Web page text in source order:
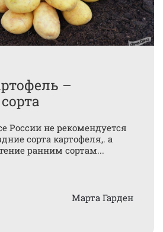
–
России не рекомендуется
сорта картофеля,. а
ранним сортам...
Марта Гарден